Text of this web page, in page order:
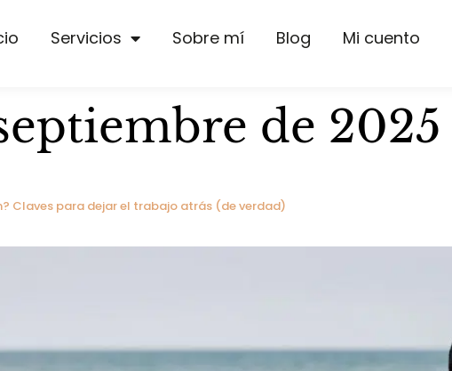
Servicios Sobre mí Blog Mi cuento
de 2025
Claves para dejar el trabajo atrás (de verdad)